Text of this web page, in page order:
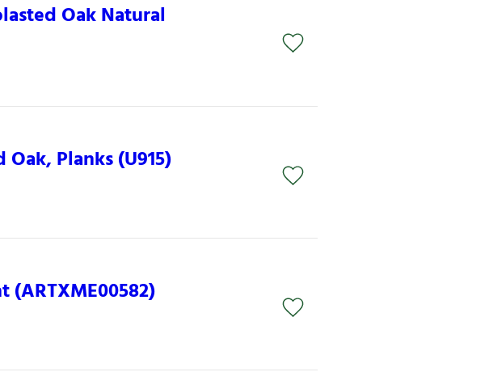
Oak Natural
Planks (U915)